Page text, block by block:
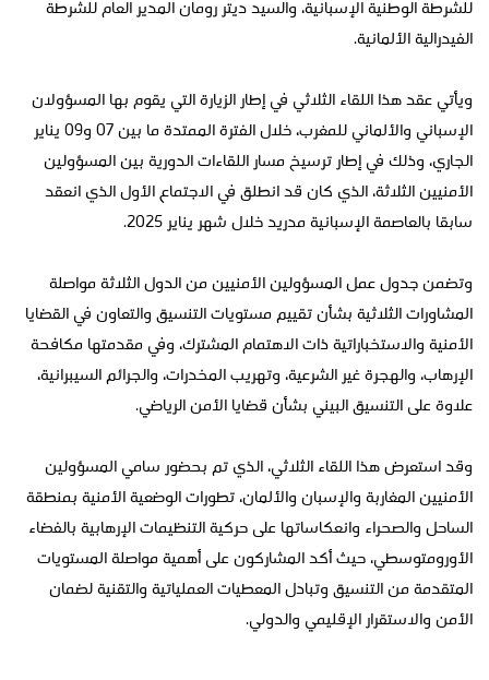
للشرطة الوطنية الإسبانية، والسيد ديتر رومان المدير العام للشرطة
الفيدرالية الألمانية.
ويأتي عقد هذا اللقاء الثلاثي في إطار الزيارة التي يقوم بها المسؤولان
الإسباني والألماني للمغرب، خلال الفترة الممتدة ما بين 07 و09 يناير
الجاري، وذلك في إطار ترسيخ مسار اللقاءات الدورية بين المسؤولين
الأمنيين الثلاثة، الذي كان قد انطلق في الاجتماع الأول الذي انعقد
سابقا بالعاصمة الإسبانية مدريد خلال شهر يناير 2025.
وتضمن جدول عمل المسؤولين الأمنيين من الدول الثلاثة مواصلة
المشاورات الثلاثية بشأن تقييم مستويات التنسيق والتعاون في القضايا
الأمنية والاستخباراتية ذات الاهتمام المشترك، وفي مقدمتها مكافحة
الإرهاب، والهجرة غير الشرعية، وتهريب المخدرات، والجرائم السيبرانية،
علاوة على التنسيق البيني بشأن قضايا الأمن الرياضي.
وقد استعرض هذا اللقاء الثلاثي، الذي تم بحضور سامي المسؤولين
الأمنيين المغاربة والإسبان والألمان، تطورات الوضعية الأمنية بمنطقة
الساحل والصحراء وانعكاساتها على حركية التنظيمات الإرهابية بالفضاء
الأورومتوسطي، حيث أكد المشاركون على أهمية مواصلة المستويات
المتقدمة من التنسيق وتبادل المعطيات العملياتية والتقنية لضمان
الأمن والاستقرار الإقليمي والدولي.